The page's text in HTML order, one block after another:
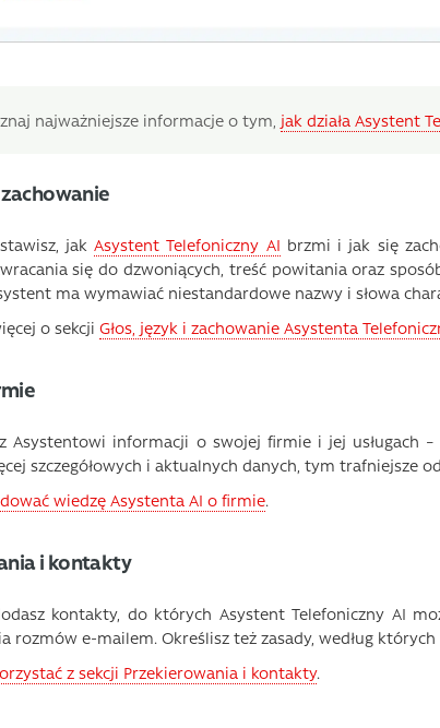
najważniejsze informacje o tym, jak działa Asystent
zachowanie
jakAsystent Telefoniczny AI brzmi i jak się
się do dzwoniących, treść powitania oraz
ma wymawiać niestandardowe nazwy i słowa
o sekcji Głos, język i zachowanie Asystenta
Asystentowi informacji o swojej firmie i jej usługach
szczegółowych i aktualnych danych, tym trafniejsze
wiedzę Asystenta AI o firmie.
i kontakty
kontakty, do których Asystent Telefoniczny AI
rozmów e-mailem. Określisz też zasady, według
z sekcji Przekierowania i kontakty.